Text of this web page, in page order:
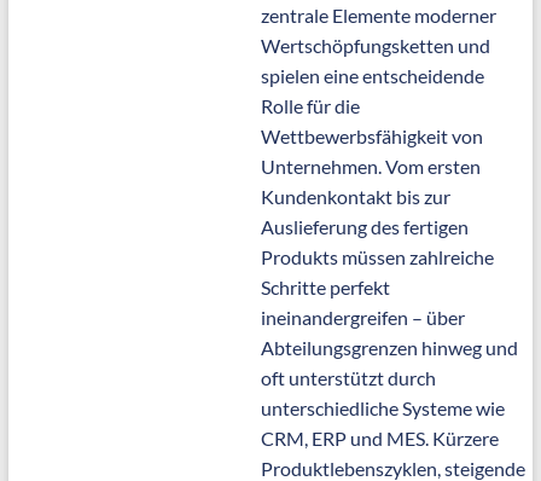
zentrale Elemente moderner
Wertschöpfungsketten und
spielen eine entscheidende
Rolle für die
Wettbewerbsfähigkeit von
Unternehmen. Vom ersten
Kundenkontakt bis zur
Auslieferung des fertigen
Produkts müssen zahlreiche
Schritte perfekt
ineinandergreifen – über
Abteilungsgrenzen hinweg und
oft unterstützt durch
unterschiedliche Systeme wie
CRM, ERP und MES. Kürzere
Produktlebenszyklen, steigende